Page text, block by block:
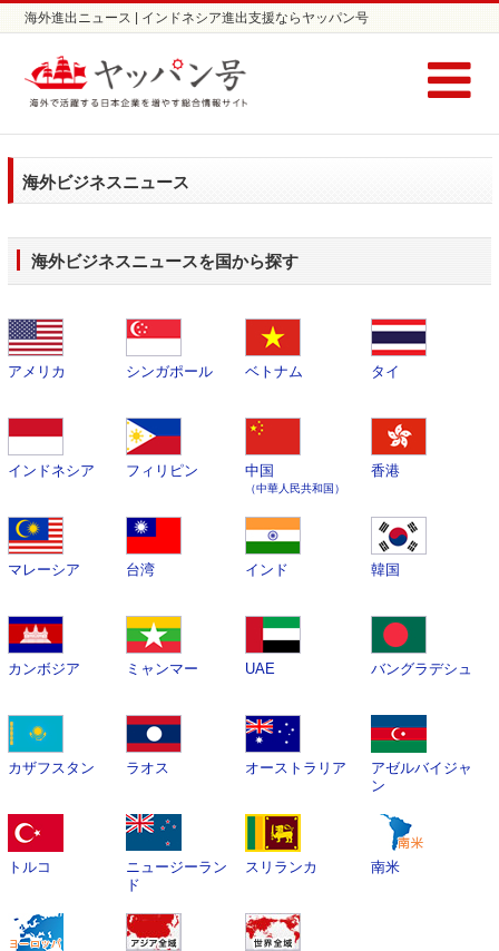
海外進出ニュース | インドネシア進出支援ならヤッパン号
海外ビジネスニュース
海外ビジネスニュースを国から探す
アメリカ シンガポール ベトナム タイ
インドネシア フィリピン 中国
（中華人民共和国）
香港
マレーシア 台湾 インド 韓国
カンボジア ミャンマー UAE バングラデシュ
カザフスタン ラオス オーストラリア
アゼルバイジャ
ン
トルコ
ニュージーラン
ド
スリランカ 南米